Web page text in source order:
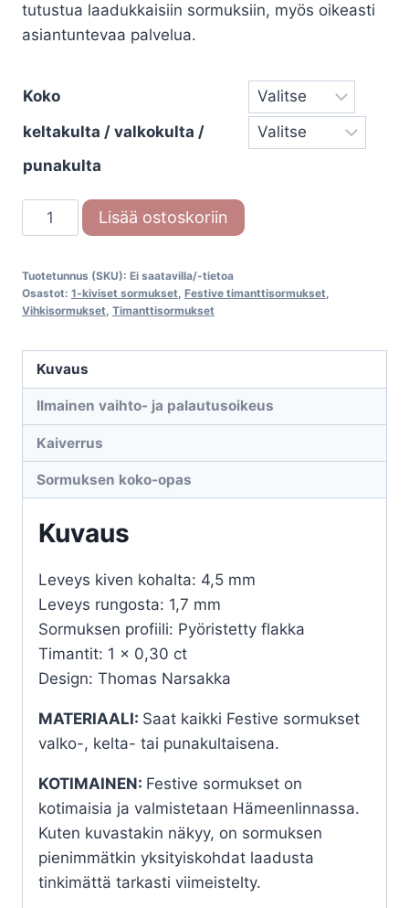
tutustua laadukkaisiin sormuksiin, myös oikeasti
asiantuntevaa palvelua.
Koko
keltakulta / valkokulta /
punakulta
Festive
Adele
030
timanttisormus
Lisää ostoskoriin
Tuotetunnus (SKU): Ei saatavilla/-tietoa
Osastot: 1-kiviset sormukset, Festive timanttisormukset,
Vihkisormukset, Timanttisormukset
Kuvaus
Ilmainen vaihto- ja palautusoikeus
Kaiverrus
Sormuksen koko-opas
Kuvaus
Leveys kiven kohalta: 4,5 mm
Leveys rungosta: 1,7 mm
Sormuksen profiili: Pyöristetty flakka
Timantit: 1 x 0,30 ct
Design: Thomas Narsakka
MATERIAALI: Saat kaikki Festive sormukset
valko-, kelta- tai punakultaisena.
KOTIMAINEN: Festive sormukset on
kotimaisia ja valmistetaan Hämeenlinnassa.
Kuten kuvastakin näkyy, on sormuksen
pienimmätkin yksityiskohdat laadusta
tinkimättä tarkasti viimeistelty.